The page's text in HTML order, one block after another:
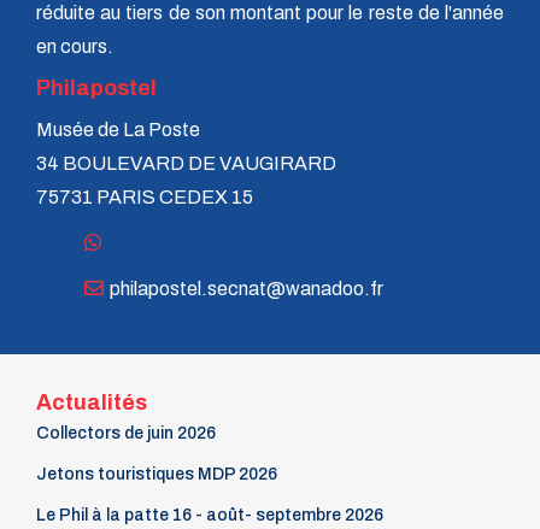
réduite au tiers de son montant pour le reste de l'année
en cours.
Philapostel
Musée de La Poste
34 BOULEVARD DE VAUGIRARD
75731 PARIS CEDEX 15
philapostel.secnat@wanadoo.fr
Actualités
Collectors de juin 2026
Jetons touristiques MDP 2026
Le Phil à la patte 16 - août- septembre 2026